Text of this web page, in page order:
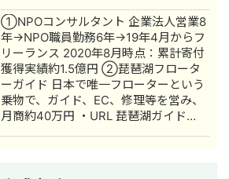
①NPOコンサルタント 企業法人営業8
年→NPO職員勤務6年→19年4月からフ
リーランス 2020年8月時点：累計寄付
獲得実績約1.5億円 ②琵琶湖フロータ
ーガイド 日本で唯一フローターという
乗物で、ガイド、EC、修理等を営み、
月商約40万円 ・URL 琵琶湖ガイド